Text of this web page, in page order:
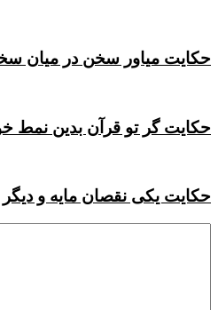
حکایت میاور سخن در میان
حکایت گر تو قرآن بدین نمط
حکایت یکی نقصان مایه و